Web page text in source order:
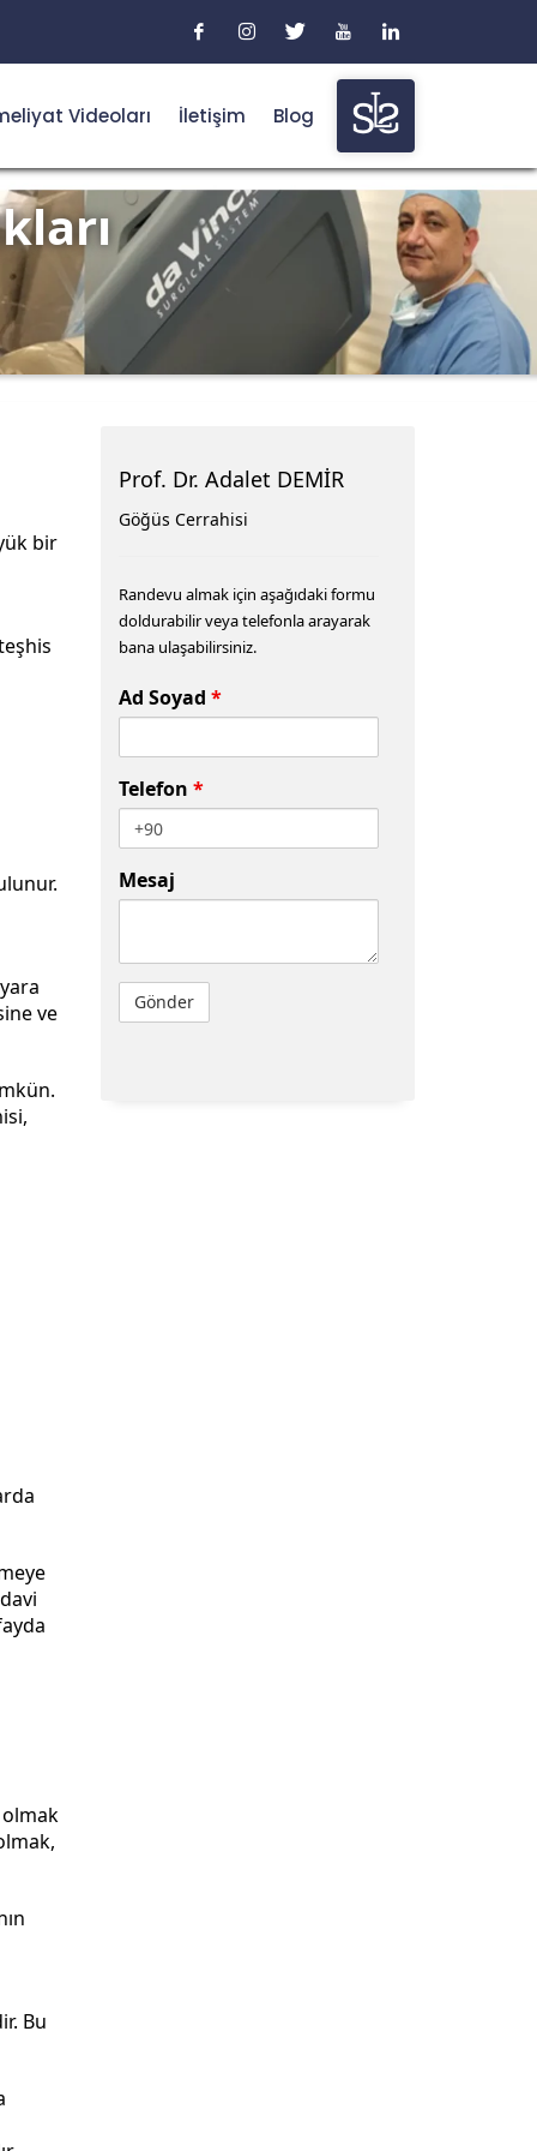
Videoları İletişim Blog
bir
ve
olmak
Bu
Prof. Dr. Adalet DEMİR
Göğüs Cerrahisi
Randevu almak için aşağıdaki formu
doldurabilir veya telefonla arayarak
bana ulaşabilirsiniz.
Ad Soyad *
Telefon *
Mesaj